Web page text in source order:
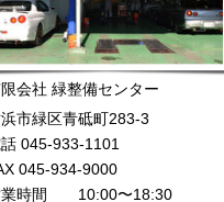
会社 緑整備センター
市緑区青砥町283-3
045-933-1101
045-934-9000
業時間 10:00〜18:30